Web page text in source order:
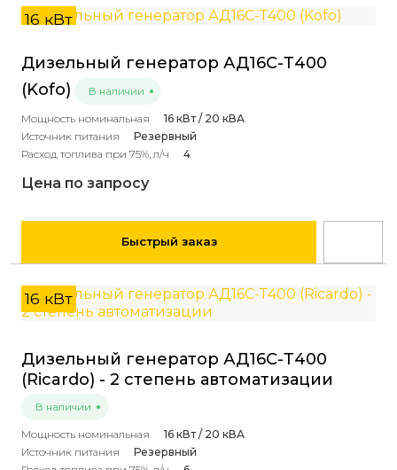
16 кВт
Дизельный генератор АД16С-Т400
(Kofo)
В наличии
Мощность номинальная
16 кВт / 20 кВА
Источник питания
Резервный
Расход топлива при 75%, л/ч
4
Цена по запросу
Быстрый заказ
16 кВт
Дизельный генератор АД16С-Т400
(Ricardo) - 2 степень автоматизации
В наличии
Мощность номинальная
16 кВт / 20 кВА
Источник питания
Резервный